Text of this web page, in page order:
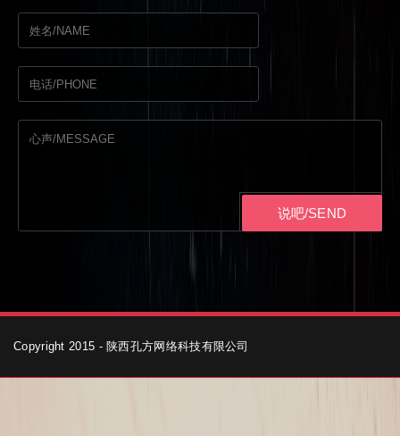
说吧/SEND
Copyright 2015 - 陕西孔方网络科技有限公司